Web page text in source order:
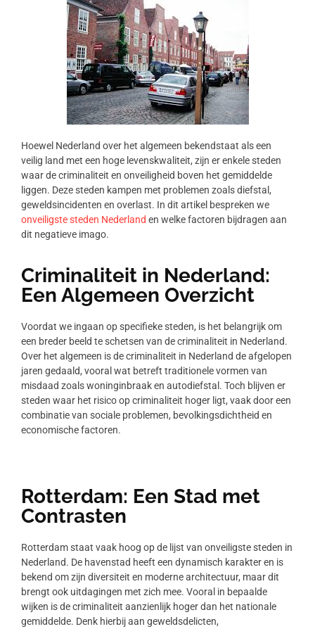
Hoewel Nederland over het algemeen bekendstaat als een
veilig land met een hoge levenskwaliteit, zijn er enkele steden
waar de criminaliteit en onveiligheid boven het gemiddelde
liggen. Deze steden kampen met problemen zoals diefstal,
geweldsincidenten en overlast. In dit artikel bespreken we
onveiligste steden Nederland en welke factoren bijdragen aan
dit negatieve imago.
Criminaliteit in Nederland:
Een Algemeen Overzicht
Voordat we ingaan op specifieke steden, is het belangrijk om
een breder beeld te schetsen van de criminaliteit in Nederland.
Over het algemeen is de criminaliteit in Nederland de afgelopen
jaren gedaald, vooral wat betreft traditionele vormen van
misdaad zoals woninginbraak en autodiefstal. Toch blijven er
steden waar het risico op criminaliteit hoger ligt, vaak door een
combinatie van sociale problemen, bevolkingsdichtheid en
economische factoren.
Rotterdam: Een Stad met
Contrasten
Rotterdam staat vaak hoog op de lijst van onveiligste steden in
Nederland. De havenstad heeft een dynamisch karakter en is
bekend om zijn diversiteit en moderne architectuur, maar dit
brengt ook uitdagingen met zich mee. Vooral in bepaalde
wijken is de criminaliteit aanzienlijk hoger dan het nationale
gemiddelde. Denk hierbij aan geweldsdelicten,